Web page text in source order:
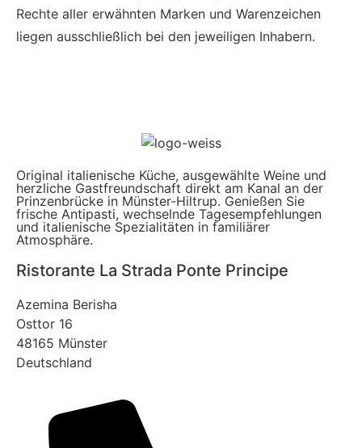
Rechte aller erwähnten Marken und Warenzeichen
liegen ausschließlich bei den jeweiligen Inhabern.
Original italienische Küche, ausgewählte Weine und
herzliche Gastfreundschaft direkt am Kanal an der
Prinzenbrücke in Münster-Hiltrup. Genießen Sie
frische Antipasti, wechselnde Tagesempfehlungen
und italienische Spezialitäten in familiärer
Atmosphäre.
Ristorante La Strada Ponte Principe
Azemina Berisha
Osttor 16
48165 Münster
Deutschland